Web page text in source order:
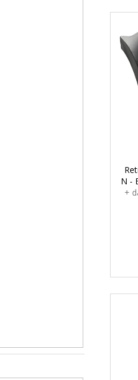
V
N -
+